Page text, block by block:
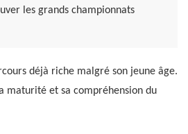
les grands championnats
déjà riche malgré son jeune âge.
maturité et sa compréhension du